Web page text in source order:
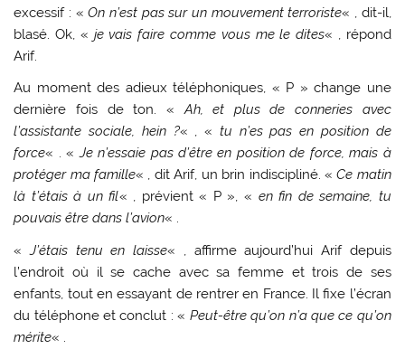
excessif : «On n’est pas sur un mouvement terroriste« , dit-il,
blasé. Ok, « je vais faire comme vous me le dites« , répond
Arif.
Au moment des adieux téléphoniques, « P » change une
dernière fois de ton. «Ah, et plus de conneries avec
l’assistante sociale, hein ?« , « tu n’es pas en position de
force« . «Je n’essaie pas d’être en position de force, mais à
protéger ma famille« , dit Arif, un brin indiscipliné. «Ce matin
là t’étais à un fil« , prévient « P », « en fin de semaine, tu
pouvais être dans l’avion« .
«J’étais tenu en laisse« , affirme aujourd’hui Arif depuis
l’endroit où il se cache avec sa femme et trois de ses
enfants, tout en essayant de rentrer en France. Il fixe l’écran
du téléphone et conclut : « Peut-être qu’on n’a que ce qu’on
mérite« .